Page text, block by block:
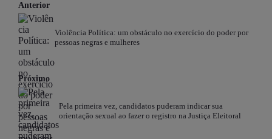
Anterior
Violência Política: um obstáculo no exercício do poder por
pessoas negras e mulheres
Próximo
Pela primeira vez, candidatos puderam indicar sua
orientação sexual ao fazer o registro na Justiça Eleitoral